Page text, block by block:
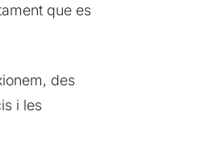
que es
des
i les